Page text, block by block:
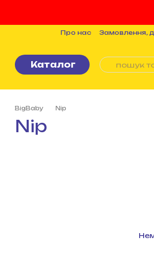
Про нас Замовлення,
Каталог
BigBaby Nip
Nip